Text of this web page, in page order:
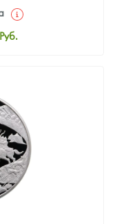
Руб.